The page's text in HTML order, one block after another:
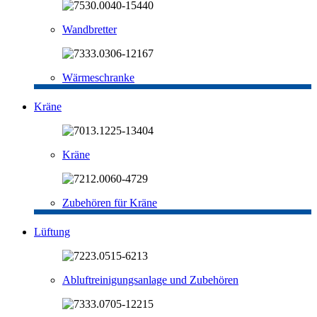
Wandbretter
Wärmeschranke
Kräne
Kräne
Zubehören für Kräne
Lüftung
Abluftreinigungsanlage und Zubehören